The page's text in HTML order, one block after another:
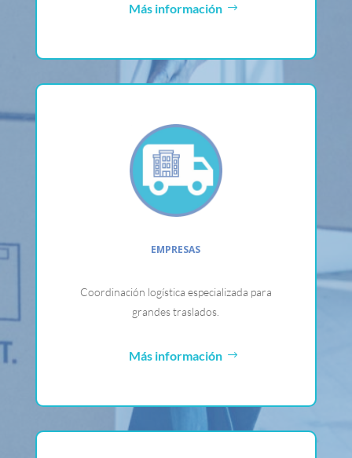
Más información
EMPRESAS
Coordinación logística especializada para
grandes traslados.
Más información